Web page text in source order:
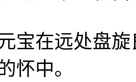
宝在远处盘
怀中。